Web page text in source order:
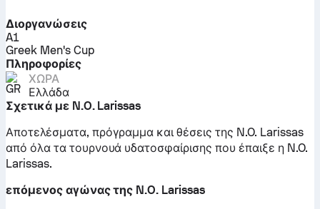
Διοργανώσεις
A1
Greek Men's Cup
Πληροφορίες
ΧΏΡΑ
Ελλάδα
Σχετικά με N.O. Larissas
Αποτελέσματα, πρόγραμμα και θέσεις της N.O. Larissas
από όλα τα τουρνουά υδατοσφαίρισης που έπαιξε η N.O.
Larissas.
επόμενος αγώνας της N.O. Larissas